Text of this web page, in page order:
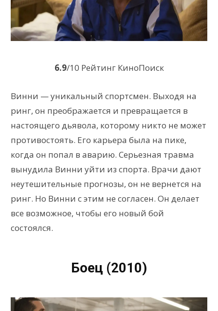
6.9/10 Рейтинг КиноПоиск
Винни — уникальный спортсмен. Выходя на
ринг, он преображается и превращается в
настоящего дьявола, которому никто не может
противостоять. Его карьера была на пике,
когда он попал в аварию. Серьезная травма
вынудила Винни уйти из спорта. Врачи дают
неутешительные прогнозы, он не вернется на
ринг. Но Винни с этим не согласен. Он делает
все возможное, чтобы его новый бой
состоялся.
Боец (2010)